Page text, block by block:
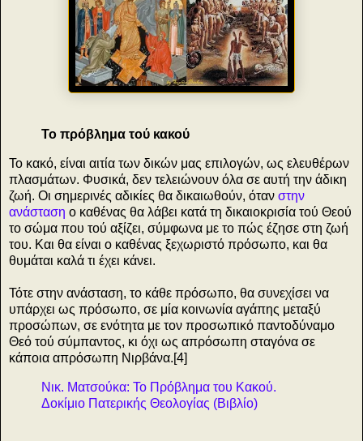
Το πρόβλημα τού κακού
Το κακό, είναι αιτία των δικών μας επιλογών, ως ελευθέρων
πλασμάτων. Φυσικά, δεν τελειώνουν όλα σε αυτή την άδικη
ζωή. Οι σημερινές αδικίες θα δικαιωθούν, όταν στην
ανάσταση ο καθένας θα λάβει κατά τη δικαιοκρισία τού Θεού
το σώμα που τού αξίζει, σύμφωνα με το πώς έζησε στη ζωή
του. Και θα είναι ο καθένας ξεχωριστό πρόσωπο, και θα
θυμάται καλά τι έχει κάνει.
Τότε στην ανάσταση, το κάθε πρόσωπο, θα συνεχίσει να
υπάρχει ως πρόσωπο, σε μία κοινωνία αγάπης μεταξύ
προσώπων, σε ενότητα με τον προσωπικό παντοδύναμο
Θεό τού σύμπαντος, κι όχι ως απρόσωπη σταγόνα σε
κάποια απρόσωπη Νιρβάνα.[4]
Νικ. Ματσούκα: Το Πρόβλημα του Κακού.
Δοκίμιο Πατερικής Θεολογίας (Βιβλίο)